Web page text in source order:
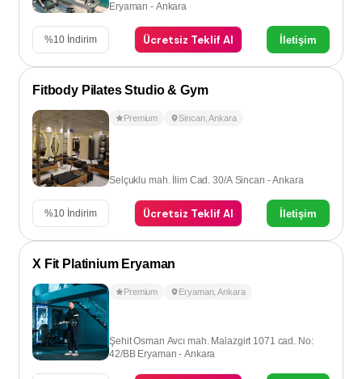
Eryaman - Ankara
%10 İndirim Ücretsiz Teklif Al İletişim
Fitbody Pilates Studio & Gym
Premium Sincan,Ankara
Selçuklu mah. İlim Cad. 30/A Sincan - Ankara
%10 İndirim Ücretsiz Teklif Al İletişim
X Fit Platinium Eryaman
Premium Eryaman,Ankara
Şehit Osman Avcı mah. Malazgirt 1071 cad. No:
42/BB Eryaman - Ankara